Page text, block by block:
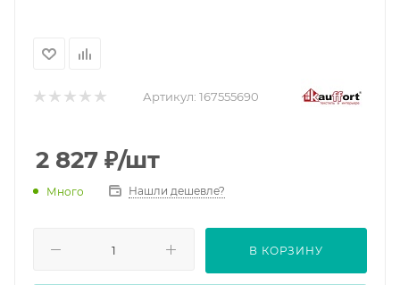
Артикул: 167555690
2 827 ₽/шт
Много Нашли дешевле?
В КОРЗИНУ